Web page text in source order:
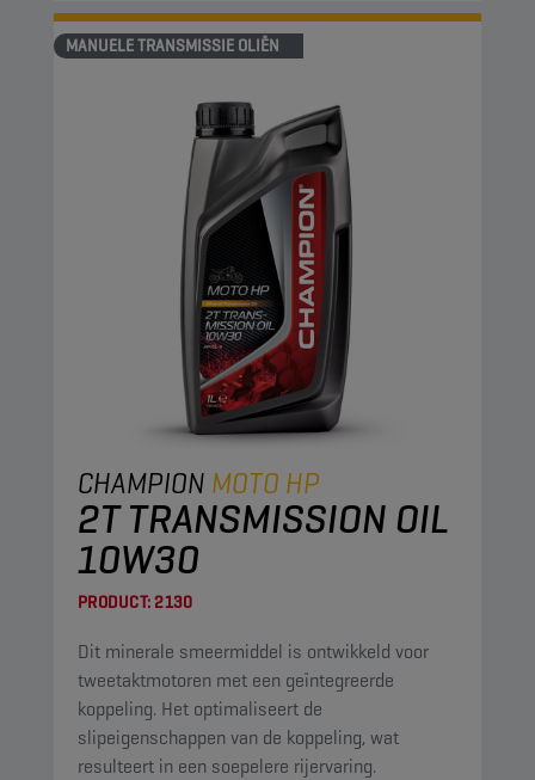
MANUELE TRANSMISSIE OLIËN
CHAMPION MOTO HP
2T TRANSMISSION OIL
10W30
PRODUCT:2130
Dit minerale smeermiddel is ontwikkeld voor
tweetaktmotoren met een geïntegreerde
koppeling. Het optimaliseert de
slipeigenschappen van de koppeling, wat
resulteert in een soepelere rijervaring.